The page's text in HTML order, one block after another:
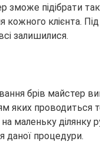
підібрати
кожного клієнта.
залишилися.
брів майстер
яких проводиться
маленьку ділянку
даної процедури.